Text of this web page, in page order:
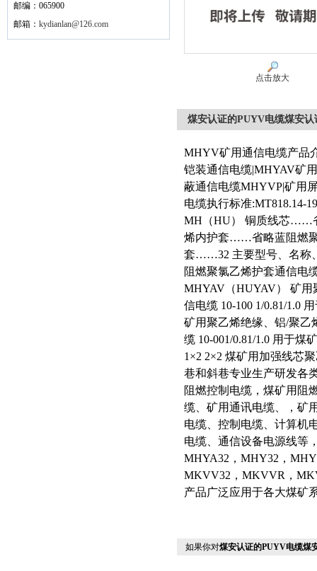
邮编：065900
邮箱： kydianlan@126.com
点击放大
煤安认证的PUYV电缆煤安
MHYV矿用通信电缆产品
铠装通信电缆|MHYAV矿
蔽通信电缆MHYVP|矿用
电缆执行标准:MT818.14-
MH（HU） 铜质线芯
烯内护套……省略蓝阻燃
套……32 主要型号、名称
阻燃聚氯乙烯护套通信电
MHYAV（HUYAV） 矿用
信电缆 10-100 1/0.81/1.0
矿用聚乙烯绝缘、铝/聚乙
缆 10-001/0.81/1.0 用于煤
1×2 2×2 煤矿用加强线芯
巷和斜巷专业生产研发各
阻燃控制电缆，煤矿用阻
缆、矿用通讯电缆、，矿
电缆、控制电缆、计算机
电缆、通信设备电源线等
MHYA32，MHY32，
MKVV32，MKVVR，
产品广泛应用于各大煤矿
如果你对煤安认证的PUYV电缆煤